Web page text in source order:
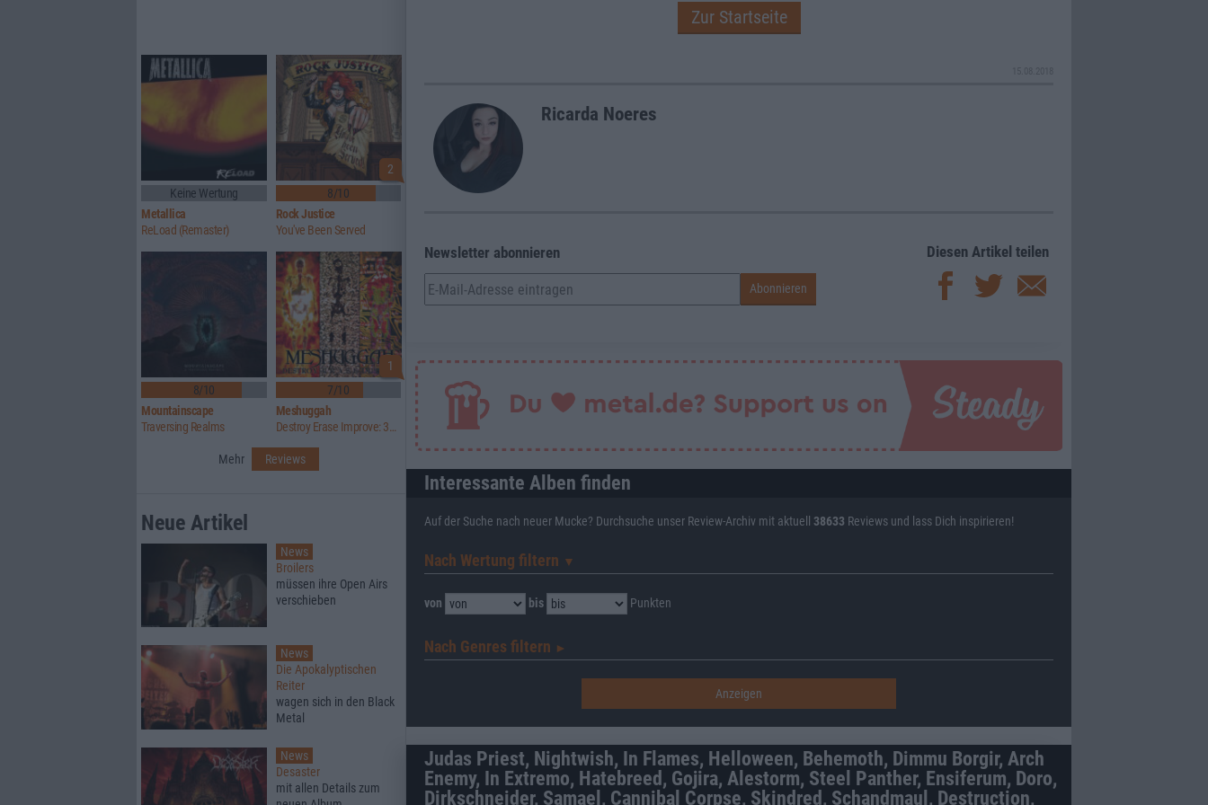
Zur Startseite
Ricarda Noeres
Newsletter abonnieren Diesen Artikel teilen
Interessante Alben finden
Auf der Suche nach neuer Mucke? Durchsuche unser Review-Archiv mit aktuell 38633 Reviews und lass Dich inspirieren!
Nach Wertung filtern ▼︎
von bis Punkten
Nach Genres filtern ►︎
Judas Priest, Nightwish, In Flames, Helloween, Behemoth, Dimmu Borgir, Arch
Enemy, In Extremo, Hatebreed, Gojira, Alestorm, Steel Panther, Ensiferum, Doro,
Dirkschneider, Samael, Cannibal Corpse, Skindred, Schandmaul, Destruction,
Keine Wertung
Metallica
ReLoad (Remaster)
2
8/10
Rock Justice
You've Been Served
8/10
Mountainscape
Traversing Realms
1
7/10
Meshuggah
Destroy Erase Improve: 30th Anniversary Edition
Mehr Reviews
Neue Artikel
News
Broilers
müssen ihre Open Airs
verschieben
News
Die Apokalyptischen
Reiter
wagen sich in den Black
Metal
News
Desaster
mit allen Details zum